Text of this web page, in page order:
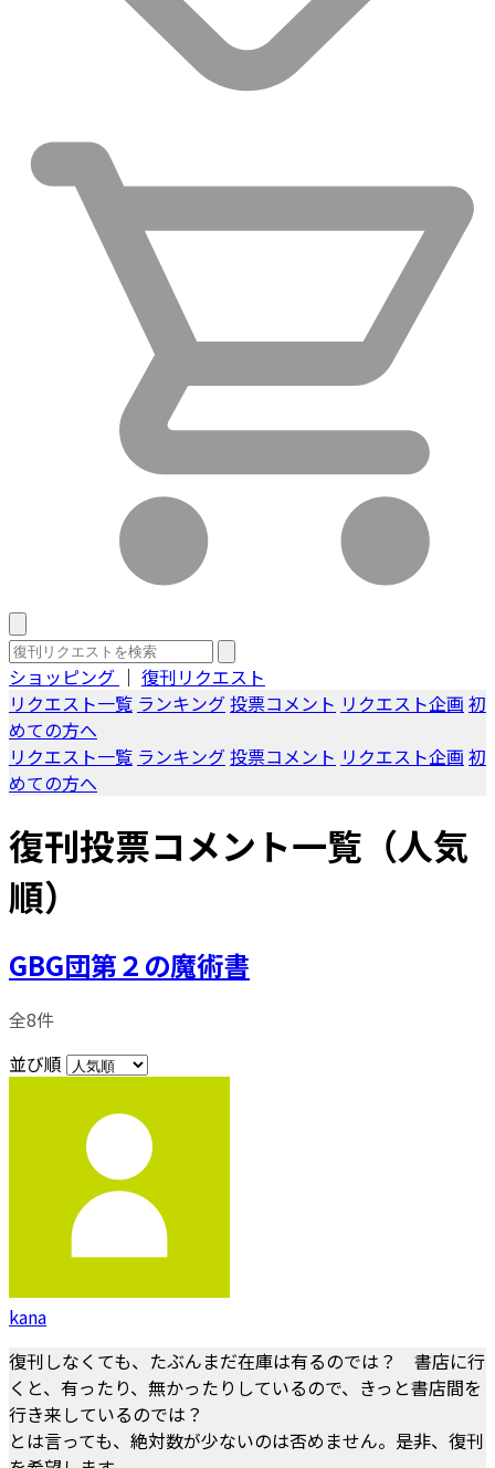
ショッピング ｜ 復刊リクエスト
リクエスト一覧 ランキング投票コメント リクエスト企画 初
めての方へ
リクエスト一覧 ランキング投票コメント リクエスト企画 初
めての方へ
復刊投票コメント一覧（人気
順）
GBG団第２の魔術書
全8件
並び順
kana
復刊しなくても、たぶんまだ在庫は有るのでは？ 書店に行
くと、有ったり、無かったりしているので、きっと書店間を
行き来しているのでは？
とは言っても、絶対数が少ないのは否めません。是非、復刊